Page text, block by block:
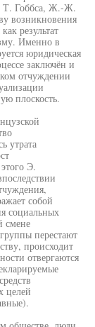
Т. Гоббса, Ж.-Ж.
возникновения
результат
Именно в
юридическая
заключён и
отчуждении
плоскость.
утрата
Э.
собой
социальных
смене
перестают
происходит
отвергаются
целей